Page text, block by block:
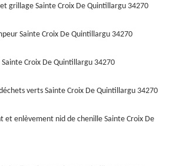
grillage Sainte Croix De Quintillargu 34270
Sainte Croix De Quintillargu 34270
Croix De Quintillargu 34270
verts Sainte Croix De Quintillargu 34270
enlèvement nid de chenille Sainte Croix De